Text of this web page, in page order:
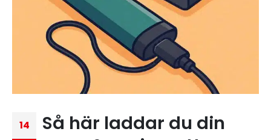
14
Så här laddar du din